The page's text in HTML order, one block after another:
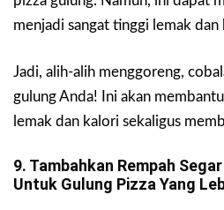
menjadi sangat tinggi lemak dan
Jadi, alih-alih menggoreng,
gulung Anda! Ini akan
lemak dan kalori sekaligus
9. Tambahkan Rempah
Untuk Gulung Pizza Yang